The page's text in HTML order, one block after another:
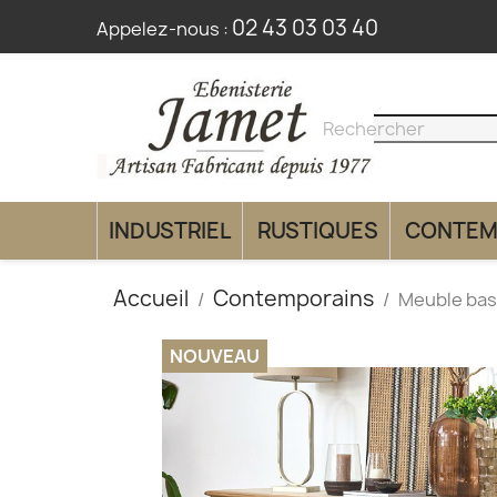
Appelez-nous : 02 43 03 03 40
clear
INDUSTRIEL RUSTIQUES
Accueil Contemporains Meuble
NOUVEAU